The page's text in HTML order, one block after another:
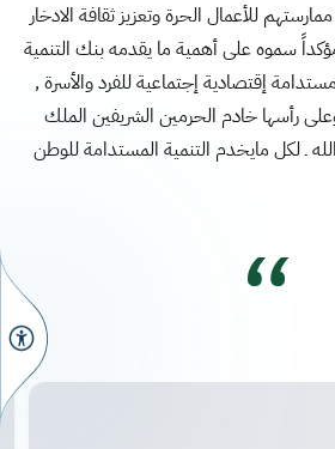
للأعمال الحرة وتعزيز ثقافة الادخار
سموه على أهمية ما يقدمه بنك التنمية
إقتصادية إجتماعية للفرد والأسرة ,
رأسها خادم الحرمين الشريفين الملك
ـ لكل مايخدم التنمية المستدامة للوطن